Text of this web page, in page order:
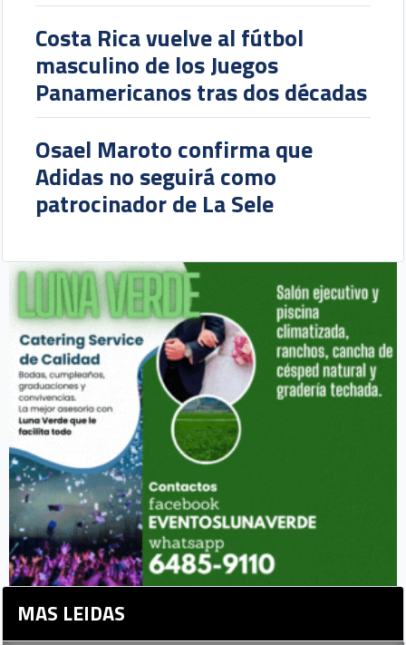
Costa Rica vuelve al fútbol
masculino de los Juegos
Panamericanos tras dos décadas
Osael Maroto confirma que
Adidas no seguirá como
patrocinador de La Sele
MAS LEIDAS